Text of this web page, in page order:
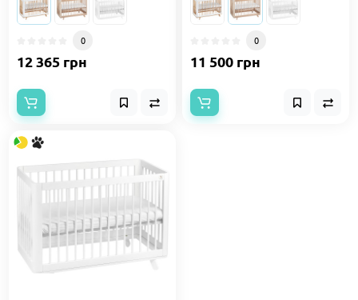
0
12 365 грн
0
11 500 грн